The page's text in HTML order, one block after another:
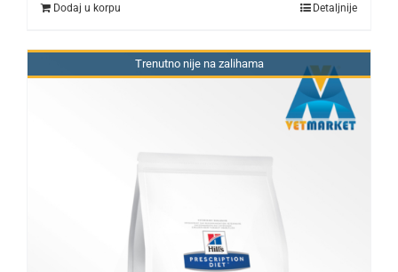
Dodaj u korpu Detaljnije
Trenutno nije na zalihama